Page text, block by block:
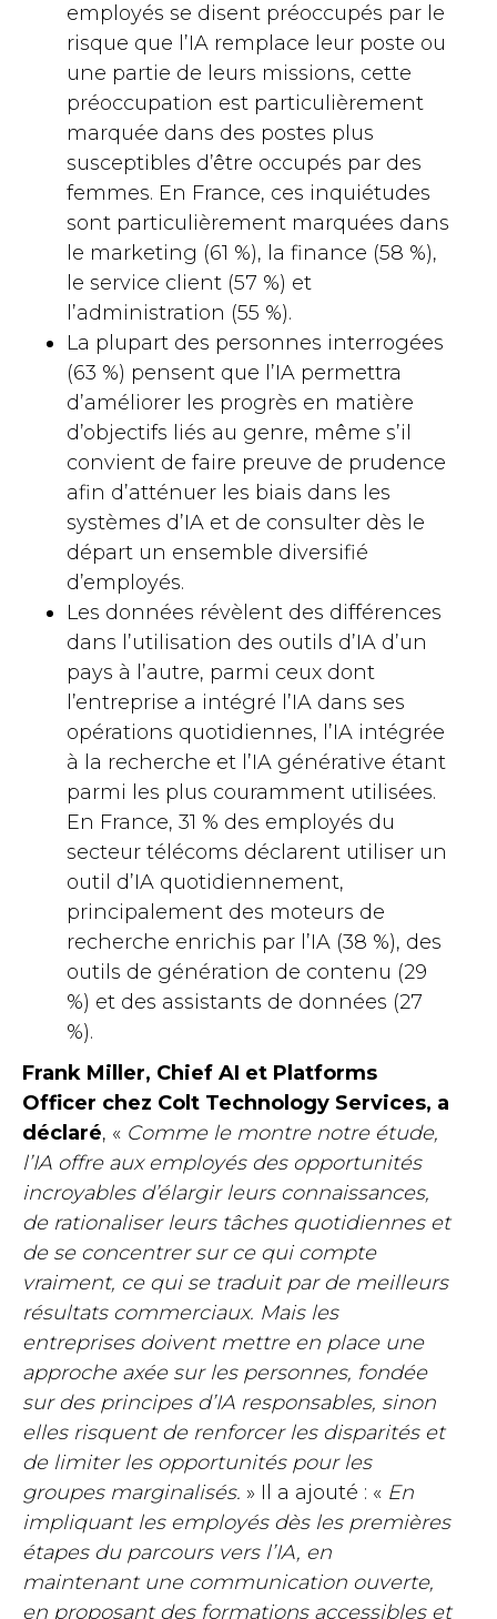
employés se disent préoccupés par le
risque que l’IA remplace leur poste ou
une partie de leurs missions, cette
préoccupation est particulièrement
marquée dans des postes plus
susceptibles d’être occupés par des
femmes. En France, ces inquiétudes
sont particulièrement marquées dans
le marketing (61 %), la finance (58 %),
le service client (57 %) et
l’administration (55 %).
La plupart des personnes interrogées
(63 %) pensent que l’IA permettra
d’améliorer les progrès en matière
d’objectifs liés au genre, même s’il
convient de faire preuve de prudence
afin d’atténuer les biais dans les
systèmes d’IA et de consulter dès le
départ un ensemble diversifié
d’employés.
Les données révèlent des différences
dans l’utilisation des outils d’IA d’un
pays à l’autre, parmi ceux dont
l’entreprise a intégré l’IA dans ses
opérations quotidiennes, l’IA intégrée
à la recherche et l’IA générative étant
parmi les plus couramment utilisées.
En France, 31 % des employés du
secteur télécoms déclarent utiliser un
outil d’IA quotidiennement,
principalement des moteurs de
recherche enrichis par l’IA (38 %), des
outils de génération de contenu (29
%) et des assistants de données (27
%).
Frank Miller, Chief AI et Platforms
Officer chez Colt Technology Services, a
déclaré, « Comme le montre notre étude,
l’IA offre aux employés des opportunités
incroyables d’élargir leurs connaissances,
de rationaliser leurs tâches quotidiennes et
de se concentrer sur ce qui compte
vraiment, ce qui se traduit par de meilleurs
résultats commerciaux. Mais les
entreprises doivent mettre en place une
approche axée sur les personnes, fondée
sur des principes d’IA responsables, sinon
elles risquent de renforcer les disparités et
de limiter les opportunités pour les
groupes marginalisés. » Il a ajouté : « En
impliquant les employés dès les premières
étapes du parcours vers l’IA, en
maintenant une communication ouverte,
en proposant des formations accessibles et